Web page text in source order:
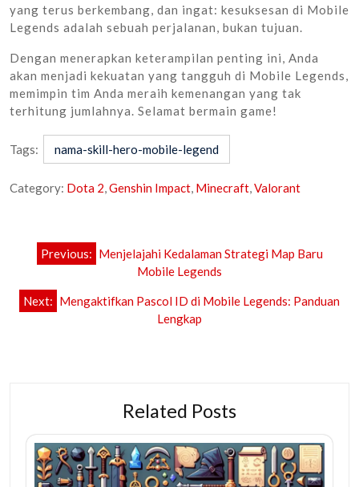
yang terus berkembang, dan ingat: kesuksesan di Mobile
Legends adalah sebuah perjalanan, bukan tujuan.
Dengan menerapkan keterampilan penting ini, Anda
akan menjadi kekuatan yang tangguh di Mobile Legends,
memimpin tim Anda meraih kemenangan yang tak
terhitung jumlahnya. Selamat bermain game!
Tags: nama-skill-hero-mobile-legend
Category: Dota 2,Genshin Impact, Minecraft,Valorant
Post
navigation
Previous: Menjelajahi Kedalaman Strategi Map Baru
Mobile Legends
Next: Mengaktifkan Pascol ID di Mobile Legends: Panduan
Lengkap
Related Posts